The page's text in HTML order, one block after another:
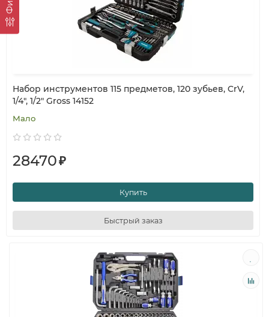
Набор инструментов 115 предметов, 120 зубьев, CrV,
1/4", 1/2" Gross 14152
Мало
28470₽
Купить
Быстрый заказ